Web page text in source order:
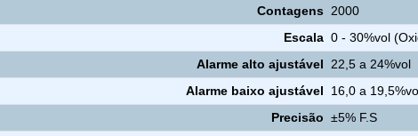
Contagens 2000
Escala 0 - 30%vol
Alarme alto ajustável 22,5 a 24%vol
Alarme baixo ajustável
16,0 a
Precisão ±5% F.S